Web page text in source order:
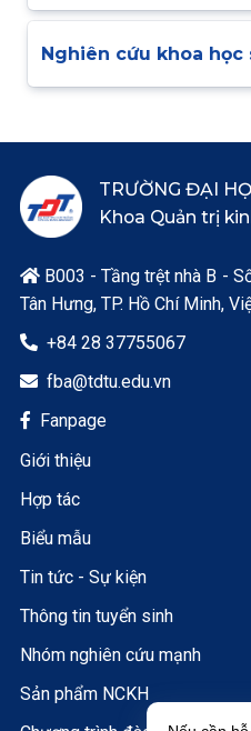
Nghiên cứu khoa học
TRƯỜNG ĐẠI
Khoa Quản trị
B003 - Tầng trệt nhà B -
Tân Hưng, TP. Hồ Chí Minh,
 +84 28 37755067
 fba@tdtu.edu.vn

Fanpage
Giới thiệu
Hợp tác
Biểu mẫu
Tin tức - Sự kiện
Thông tin tuyển sinh
Nhóm nghiên cứu mạnh
Sản phẩm NCKH